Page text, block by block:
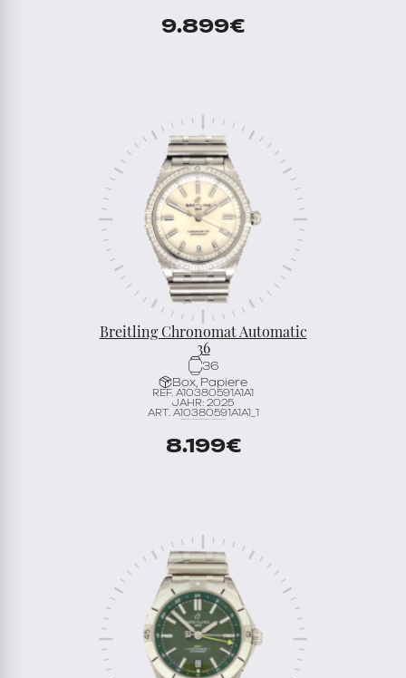
9.899€
Breitling Chronomat Automatic
36
36
Box, Papiere
REF. A10380591A1A1
JAHR: 2025
ART. A10380591A1A1_1
8.199€